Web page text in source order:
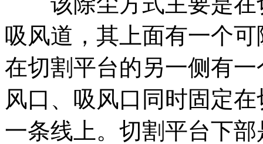
吸风道，其上面有一个
在切割平台的另一侧有
风口、吸风口同时固定
一条线上。切割平台下